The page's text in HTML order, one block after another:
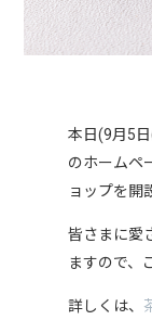
本日(9月5
のホームペ
ョップを開
皆さまに愛
ますので、
詳しくは、